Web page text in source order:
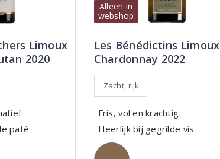
Limoux
2020
paté
Alleen in
webshop
Les Bénédictins Limoux
Chardonnay 2022
Zacht, rijk
Fris, vol en krachtig
Heerlijk bij gegrilde vis